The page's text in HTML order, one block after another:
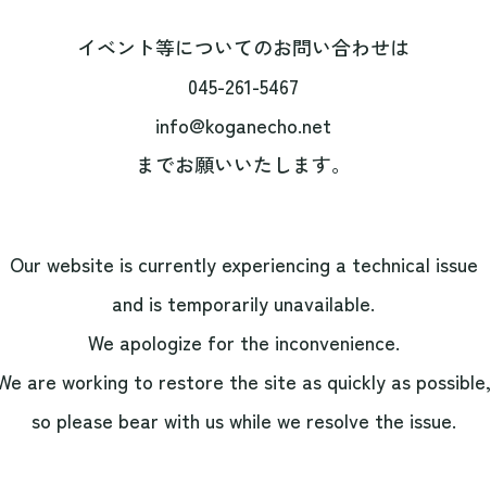
イベント等についてのお問い合わせは
045-261-5467
info@koganecho.net
までお願いいたします。
Our website is currently experiencing a technical issue
and is temporarily unavailable.
We apologize for the inconvenience.
are working to restore the site as quickly as possible,
so please bear with us while we resolve the issue.